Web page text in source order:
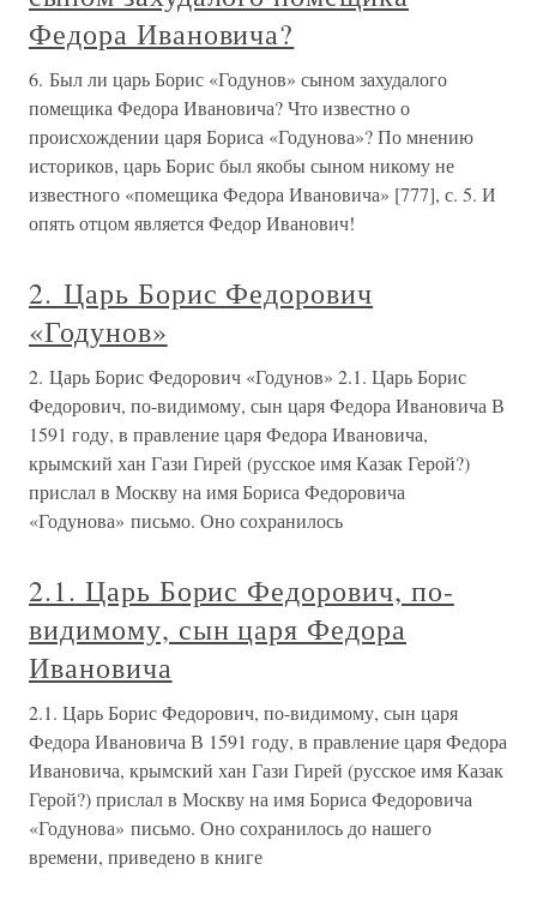
Федора Ивановича?
6. Был ли царь Борис «Годунов» сыном захудалого
помещика Федора Ивановича? Что известно о
происхождении царя Бориса «Годунова»? По мнению
историков, царь Борис был якобы сыном никому не
известного «помещика Федора Ивановича» [777], с. 5. И
опять отцом является Федор Иванович!
2. Царь Борис Федорович
«Годунов»
2. Царь Борис Федорович «Годунов» 2.1. Царь Борис
Федорович, по-видимому, сын царя Федора Ивановича В
1591 году, в правление царя Федора Ивановича,
крымский хан Гази Гирей (русское имя Казак Герой?)
прислал в Москву на имя Бориса Федоровича
«Годунова» письмо. Оно сохранилось
2.1. Царь Борис Федорович, по-
видимому, сын царя Федора
Ивановича
2.1. Царь Борис Федорович, по-видимому, сын царя
Федора Ивановича В 1591 году, в правление царя Федора
Ивановича, крымский хан Гази Гирей (русское имя Казак
Герой?) прислал в Москву на имя Бориса Федоровича
«Годунова» письмо. Оно сохранилось до нашего
времени, приведено в книге